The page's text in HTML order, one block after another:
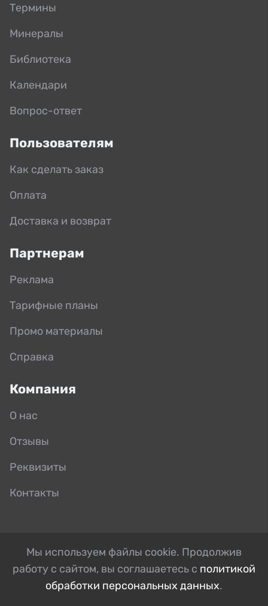
Термины
Минералы
Библиотека
Календари
Вопрос-ответ
Пользователям
Как сделать заказ
Оплата
Доставка и возврат
Партнерам
Реклама
Тарифные планы
Промо материалы
Справка
Компания
О нас
Отзывы
Реквизиты
Контакты
Мы используем файлы cookie. Продолжив
работу с сайтом, вы соглашаетесь с политикой
обработки персональных данных.